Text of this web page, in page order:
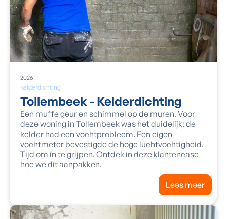
Kelderdichting
2026
Tollembeek - Kelderdichting
Een muffe geur en schimmel op de muren. Voor
deze woning in Tollembeek was het duidelijk: de
kelder had een vochtprobleem. Een eigen
vochtmeter bevestigde de hoge luchtvochtigheid.
Tijd om in te grijpen. Ontdek in deze klantencase
hoe we dit aanpakken.
Lees meer